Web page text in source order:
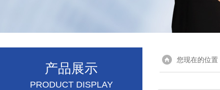
产品展示
PRODUCT DISPLAY
您现在的位置